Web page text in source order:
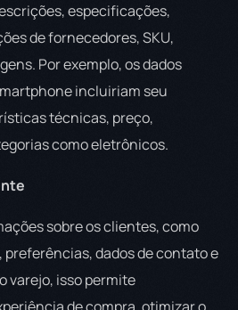
especificações,
de fornecedores, SKU,
Por exemplo, os dados
incluiriam seu
técnicas, preço,
como eletrônicos.
sobre os clientes, como
preferências, dados de contato e
varejo, isso permite